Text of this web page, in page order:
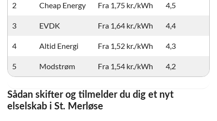
2 Cheap Energy Fra 1,75 kr./kWh 4,5
3 EVDK Fra 1,64 kr./kWh 4,4
4 Altid Energi Fra 1,52 kr./kWh 4,3
5 Modstrøm Fra 1,54 kr./kWh 4,2
Sådan skifter og tilmelder du dig et nyt
elselskab i St. Merløse